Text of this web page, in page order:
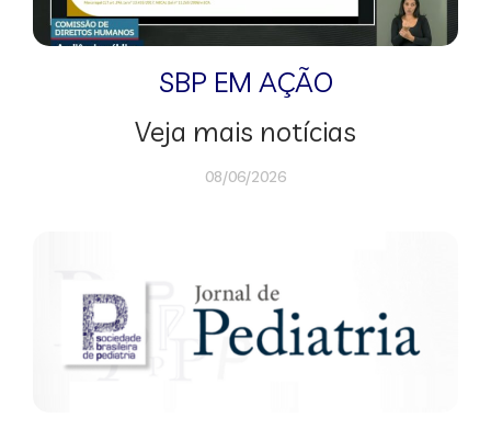
SBP EM AÇÃO
Veja mais notícias
08/06/2026